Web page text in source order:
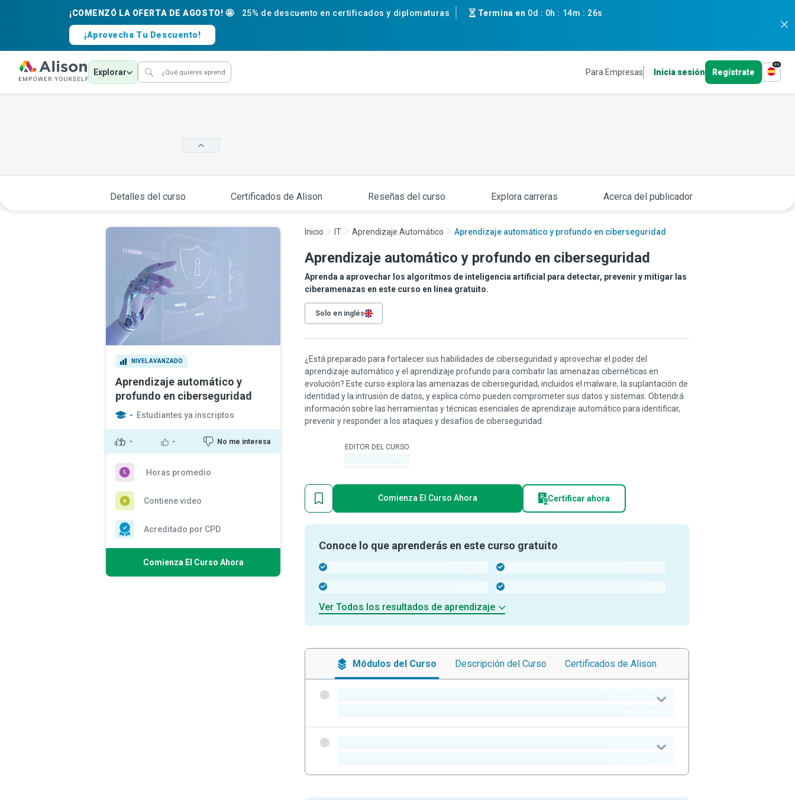
¡COMENZÓ LA OFERTA DE AGOSTO! 🤩 25% de descuento en certificados y diplomaturas Termina en 0d : 0h : 14m : 25s
¡Aprovecha Tu Descuento!
Explorar Para Empresas Inicia sesión Regístrate
es
Detalles del curso Certificados de Alison Reseñas del curso Explora carreras Acerca del publicador
NIVEL AVANZADO
Aprendizaje automático y
profundo en ciberseguridad
- Estudiantes ya inscriptos
- - No me interesa
Horas promedio
Contiene video
Acreditado por CPD
Comienza El Curso Ahora
Inicio IT Aprendizaje Automático Aprendizaje automático y profundo en ciberseguridad
Aprendizaje automático y profundo en ciberseguridad
Aprenda a aprovechar los algoritmos de inteligencia artificial para detectar, prevenir y mitigar las
ciberamenazas en este curso en línea gratuito.
Solo en inglés
¿Está preparado para fortalecer sus habilidades de ciberseguridad y aprovechar el poder del
aprendizaje automático y el aprendizaje profundo para combatir las amenazas cibernéticas en
evolución? Este curso explora las amenazas de ciberseguridad, incluidos el malware, la suplantación de
identidad y la intrusión de datos, y explica cómo pueden comprometer sus datos y sistemas. Obtendrá
información sobre las herramientas y técnicas esenciales de aprendizaje automático para identificar,
prevenir y responder a los ataques y desafíos de ciberseguridad.
EDITOR DEL CURSO
Comienza El Curso Ahora Certificar ahora
Conoce lo que aprenderás en este curso gratuito
Ver Todos los resultados de aprendizaje
Módulos del Curso Descripción del Curso Certificados de Alison